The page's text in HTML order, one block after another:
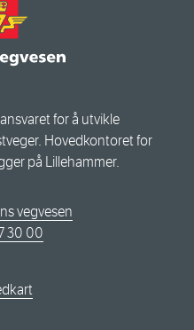
for å utvikle
Hovedkontoret for
på Lillehammer.
vegvesen
30 00